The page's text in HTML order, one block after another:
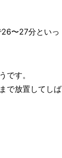
〜27分といっ
です。
で放置してしば